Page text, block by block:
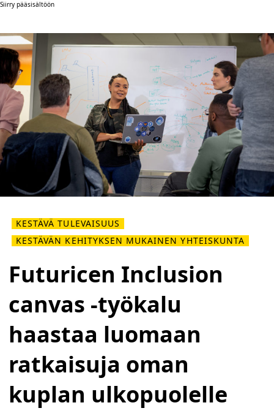
Siirry pääsisältöön
KESTÄVÄ TULEVAISUUS
KESTÄVÄN KEHITYKSEN MUKAINEN YHTEISKUNTA
Futuricen Inclusion
canvas -työkalu
haastaa luomaan
ratkaisuja oman
kuplan ulkopuolelle